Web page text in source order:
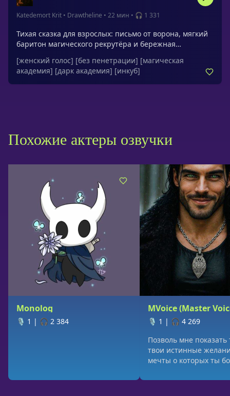
Katedemort Krit • Drawtheline • 22 мин • 🎧 1 331
Тихая сказка для взрослых: письмо от ворона, мягкий
баритон магического рекрутёра и бережная
водопада. Голос героини успокаивает и даёт чувство
чуда и безопасности.
[женский голос] [без пенетрации] [магическая
академия] [дарк академия] [инкуб]
Похожие актеры озвучки
Monolog
🎙️ 1 | 🎧 2 384
MVoice (Master
🎙️ 1 | 🎧 4 269
Позволь мне показать
твои истинные
мечты о которых ты